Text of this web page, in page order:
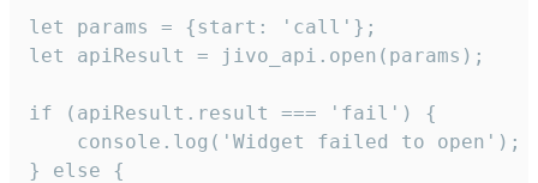
let params = {start: 'call'};
let apiResult = jivo_api.open(params);
if (apiResult.result === 'fail') {
    console.log('Widget failed to open');
} else {